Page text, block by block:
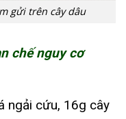
gửi trên cây dâu
chế nguy cơ
ngải cứu, 16g cây